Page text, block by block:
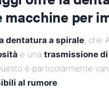
per
dentatura a spirale, che
e una trasmissione
è particolarmente
al rumore.